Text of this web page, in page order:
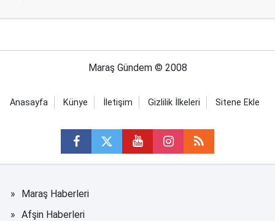
Maraş Gündem © 2008
Anasayfa Künye İletişim Gizlilik İlkeleri Sitene Ekle
Maraş Haberleri
Afşin Haberleri